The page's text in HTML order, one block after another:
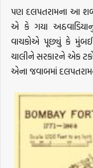
પણ દલપતરામના આ
એ કે ગયા
વાચકોએ પૂછ્યું કે
ચાલીને સરકારને એક
એના જવાબમાં